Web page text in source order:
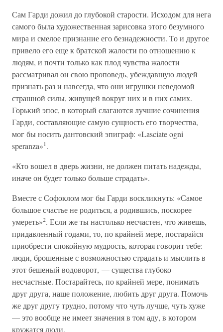
Сам Гарди дожил до глубокой старости. Исходом для нега
самого была художественная зарисовка этого безумного
мира и смелое признание его безнадежности. То и другое
привело его еще к братской жалости по отношению к
людям, и почти только как плод чувства жалости
рассматривал он свою проповедь, убеждавшую людей
признать раз и навсегда, что они игрушки неведомой
страшной силы, живущей вокруг них и в них самих.
Горький эпос, в который слагаются лучшие сочинения
Гарди, составляющие самую сущность его творчества,
мог бы носить дантовский эпиграф: «Lasciate ogni
speranza»1.
«Кто вошел в дверь жизни, не должен питать надежды,
иначе он будет только больше страдать».
Вместе с Софоклом мог бы Гарди воскликнуть: «Самое
большое счастье не родиться, а родившись, поскорее
умереть»2. Если же ты настолько несчастен, что живешь,
придавленный годами, то, по крайней мере, постарайся
приобрести спокойную мудрость, которая говорит тебе:
люди, брошенные с возможностью страдать и мыслить в
этот бешеный водоворот, — существа глубоко
несчастные. Постарайтесь, по крайней мере, понимать
друг друга, наше положение, любить друг друга. Помочь
же друг другу трудно, потому что чуть лучше, чуть хуже
— это вообще не имеет значения в том аду, в котором
кружатся люди.